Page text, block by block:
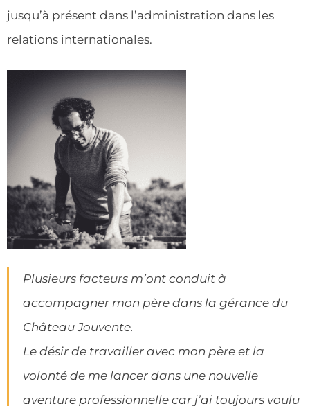
jusqu’à présent dans l’administration dans les
relations internationales.
Plusieurs facteurs m’ont conduit à
accompagner mon père dans la gérance du
Château Jouvente.
Le désir de travailler avec mon père et la
volonté de me lancer dans une nouvelle
aventure professionnelle car j’ai toujours voulu